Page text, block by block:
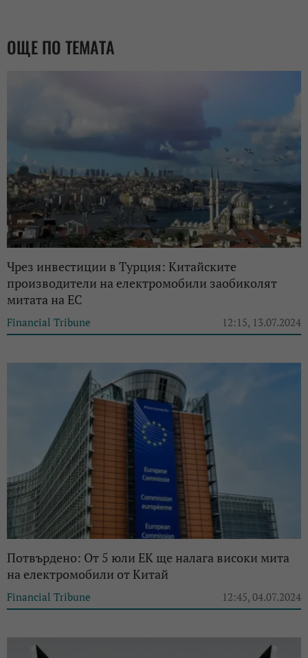
ОЩЕ ПО ТЕМАТА
Чрез инвестиции в Турция: Китайските
производители на електромобили заобиколят
митата на ЕС
Financial Tribune 12:15, 13.07.2024
Потвърдено: От 5 юли ЕК ще налага високи мита
на електромобили от Китай
Financial Tribune 12:45, 04.07.2024